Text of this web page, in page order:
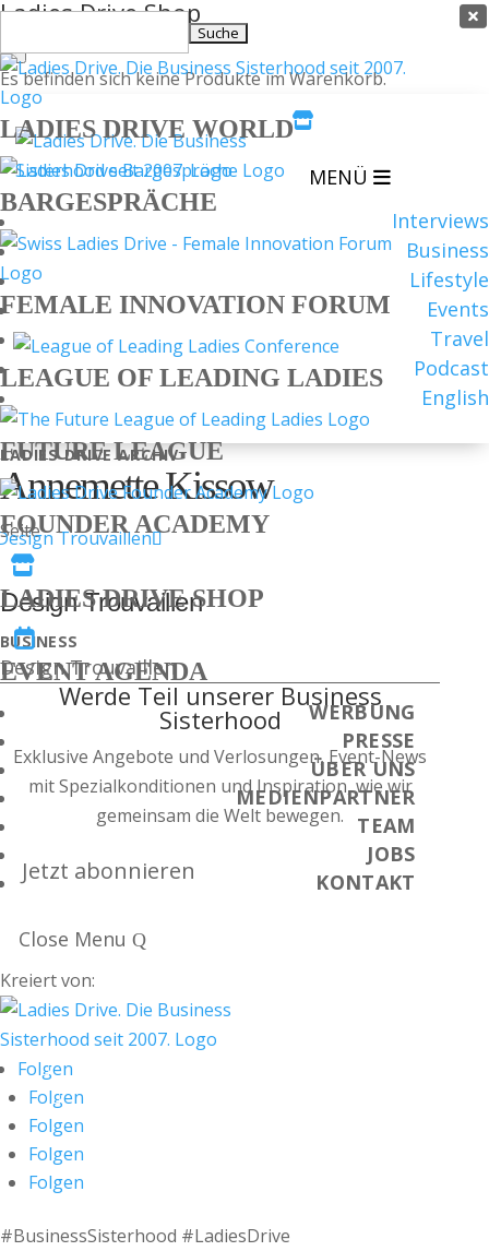
Ladies Drive Shop
×
Es befinden sich keine Produkte im Warenkorb.

MENÜ
Interviews
Business
Lifestyle
Events
Travel
Podcast
English

nach:
LADIES DRIVE WORLD
BARGESPRÄCHE
FEMALE INNOVATION FORUM
LEAGUE OF LEADING LADIES
FUTURE LEAGUE
FOUNDER ACADEMY

LADIES DRIVE SHOP

EVENT AGENDA
WERBUNG
PRESSE
ÜBER UNS
MEDIENPARTNER
TEAM
JOBS
KONTAKT
Close Menu
LADIES DRIVE ARCHIV
Annemette Kissow
Seite
Design Trouvaillen
BUSINESS
Design Trouvaillen
Werde Teil unserer Business
Sisterhood
Exklusive Angebote und Verlosungen, Event-News
mit Spezialkonditionen und Inspiration, wie wir
gemeinsam die Welt bewegen.
Jetzt abonnieren
Kreiert von:
Folgen
Folgen
Folgen
Folgen
Folgen
#BusinessSisterhood #LadiesDrive